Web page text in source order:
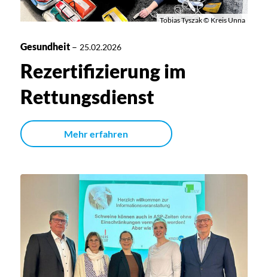
Tobias Tyszak © Kreis Unna
Gesundheit– 25.02.2026
Rezertifizierung im
Rettungsdienst
Mehr erfahren